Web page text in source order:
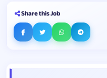
Share this Job